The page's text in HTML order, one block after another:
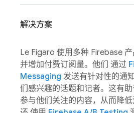
解决方案
Le Figaro 使用多种 Firebase
并增加付费订阅量。他们 通过
Messaging 发送有针对性的通
们感兴趣的话题和记者。这有
参与他们关注的内容，从而降